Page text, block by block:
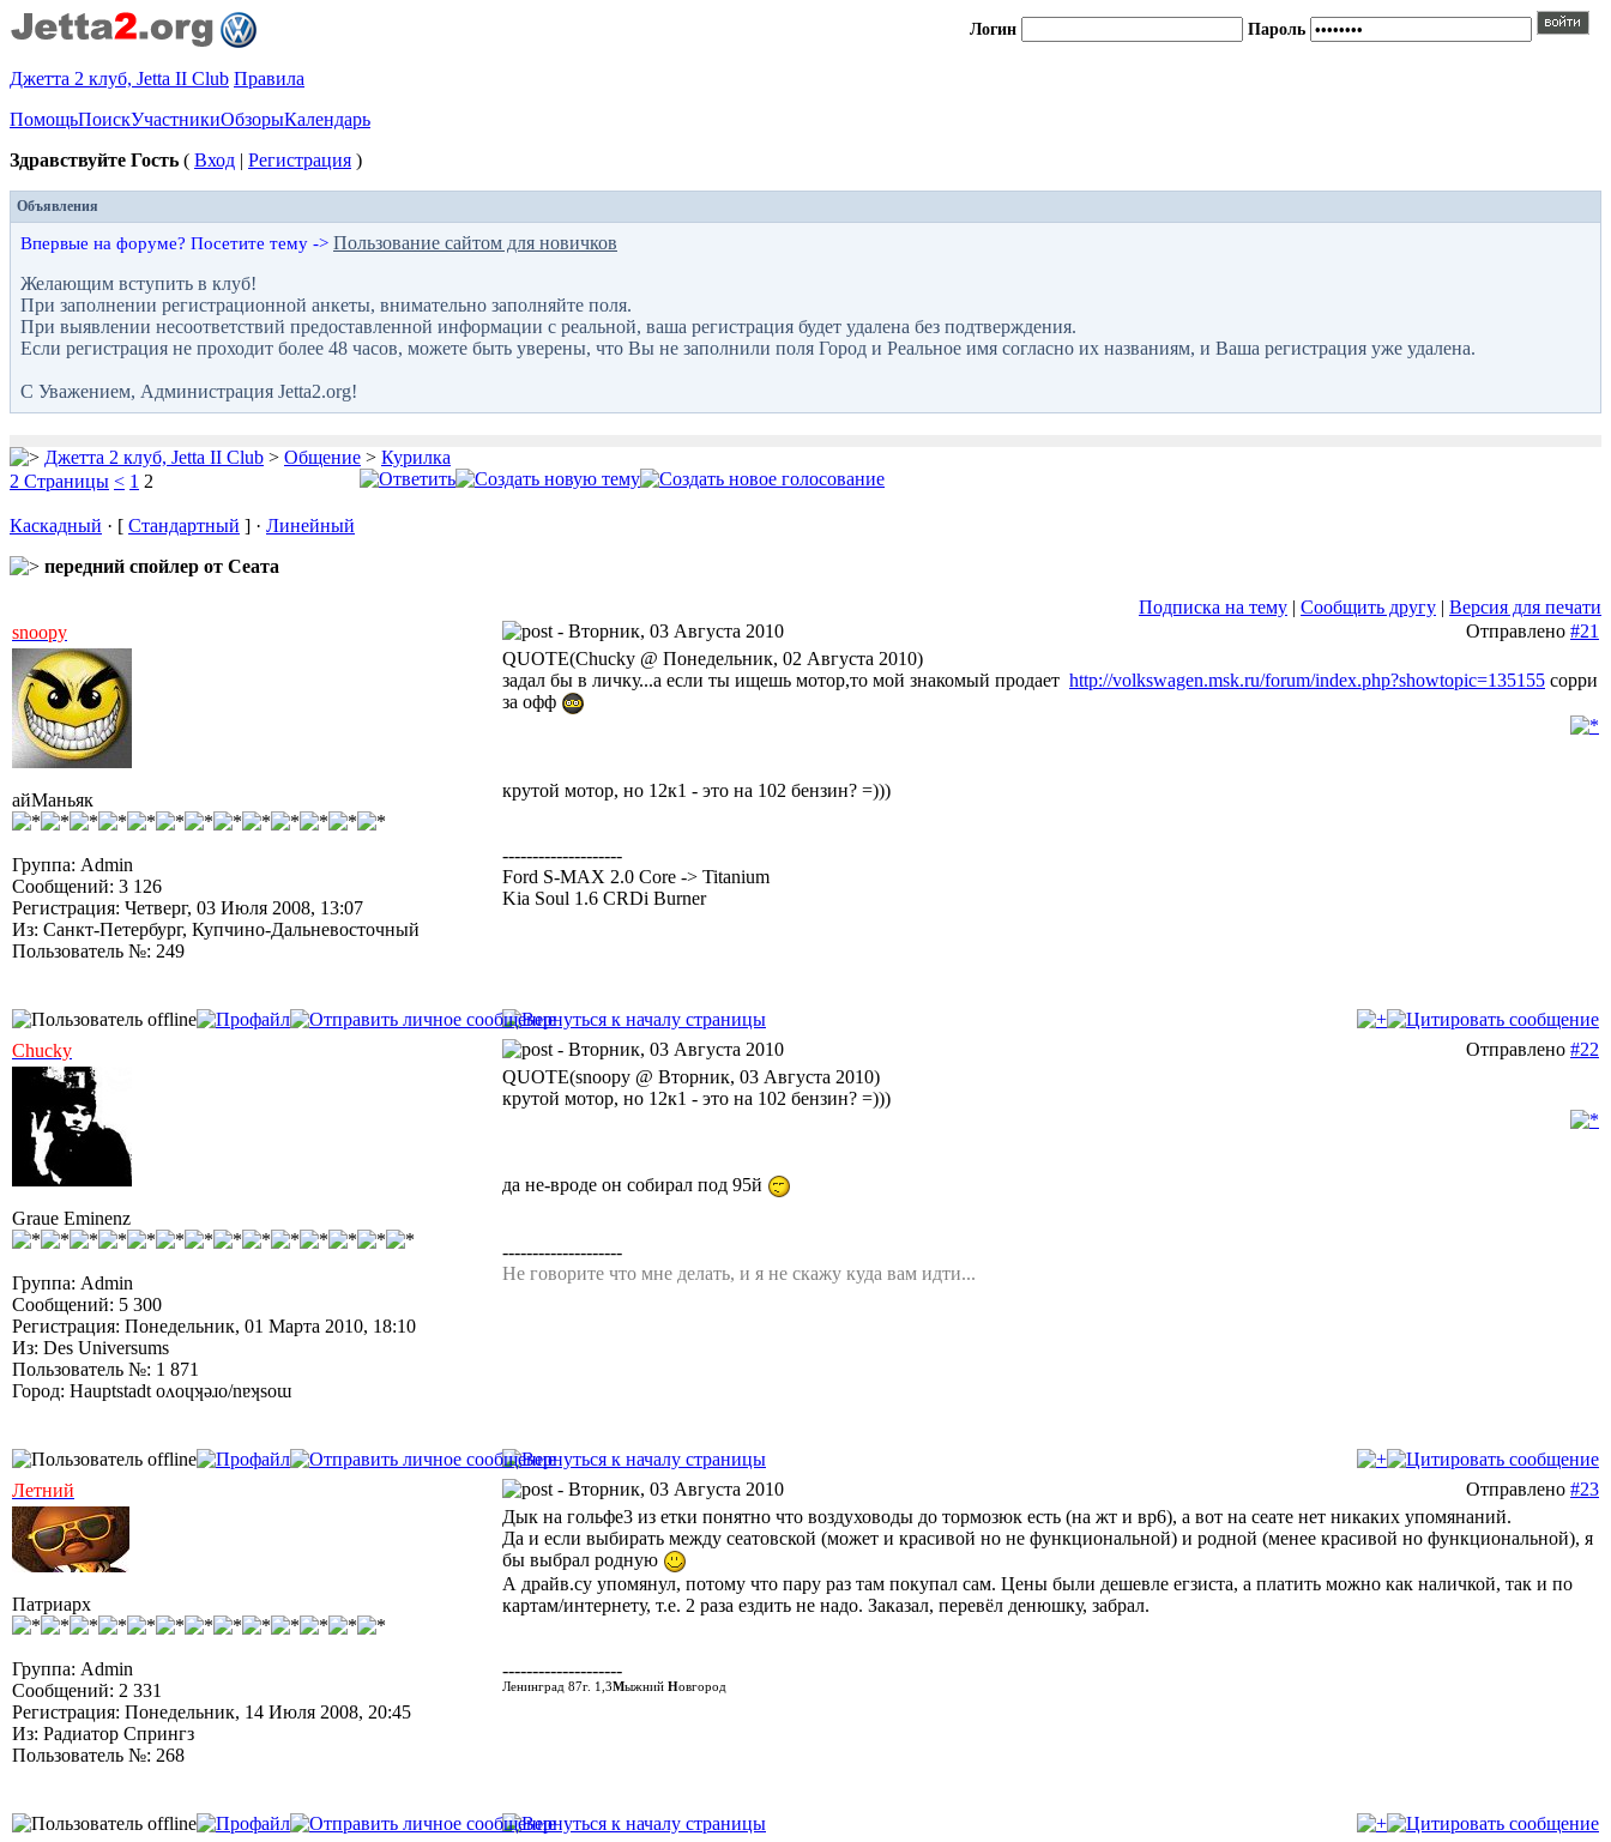
Логин Пароль
Джетта 2 клуб, Jetta II Club Правила
ПомощьПоискУчастникиОбзорыКалендарь
Здравствуйте Гость ( Вход | Регистрация )
Объявления
Впервые на форуме? Посетите тему -> Пользование сайтом для новичков
Желающим вступить в клуб!
При заполнении регистрационной анкеты, внимательно заполняйте поля.
При выявлении несоответствий предоставленной информации с реальной, ваша регистрация будет удалена без подтверждения.
Если регистрация не проходит более 48 часов, можете быть уверены, что Вы не заполнили поля Город и Реальное имя согласно их названиям, и Ваша регистрация уже удалена.
С Уважением, Администрация Jetta2.org!
Джетта 2 клуб, Jetta II Club > Общение > Курилка
2 Страницы < 1 2
Каскадный · [ Стандартный ] · Линейный
передний спойлер от Сеата
Подписка на тему | Сообщить другу | Версия для печати
snoopy
- Вторник, 03 Августа 2010 Отправлено #21
айМаньяк
Группа: Admin
Сообщений: 3 126
Регистрация: Четверг, 03 Июля 2008, 13:07
Из: Санкт-Петербург, Купчино-Дальневосточный
Пользователь №: 249
QUOTE(Chucky @ Понедельник, 02 Августа 2010)
задал бы в личку...а если ты ищешь мотор,то мой знакомый продает http://volkswagen.msk.ru/forum/index.php?showtopic=135155 сорри
за офф
крутой мотор, но 12к1 - это на 102 бензин? =)))
--------------------
Ford S-MAX 2.0 Core -> Titanium
Kia Soul 1.6 CRDi Burner
Chucky - Вторник, 03 Августа 2010 Отправлено #22
Graue Eminenz
Группа: Admin
Сообщений: 5 300
Регистрация: Понедельник, 01 Марта 2010, 18:10
Из: Des Universums
Пользователь №: 1 871
Город: Hauptstadt oʌoɥʞǝɹo/nɐʞsoɯ
QUOTE(snoopy @ Вторник, 03 Августа 2010)
крутой мотор, но 12к1 - это на 102 бензин? =)))
да не-вроде он собирал под 95й
--------------------
Не говорите что мне делать, и я не скажу куда вам идти...
Летний - Вторник, 03 Августа 2010 Отправлено #23
Патриарх
Группа: Admin
Сообщений: 2 331
Регистрация: Понедельник, 14 Июля 2008, 20:45
Из: Радиатор Спрингз
Пользователь №: 268
Дык на гольфе3 из етки понятно что воздуховоды до тормозюк есть (на жт и вр6), а вот на сеате нет никаких упомянаний.
Да и если выбирать между сеатовской (может и красивой но не функциональной) и родной (менее красивой но функциональной), я
бы выбрал родную
А драйв.су упомянул, потому что пару раз там покупал сам. Цены были дешевле егзиста, а платить можно как наличкой, так и по
картам/интернету, т.е. 2 раза ездить не надо. Заказал, перевёл денюшку, забрал.
--------------------
Ленинград 87г. 1,3Мыжний Новгород